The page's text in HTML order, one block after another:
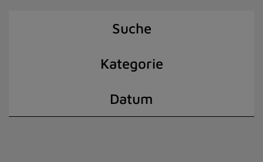
Suche
Kategorie
Datum